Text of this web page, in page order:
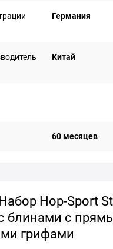
Германия
Китай
60 месяцев
Hop-Sport
блинами с
грифами